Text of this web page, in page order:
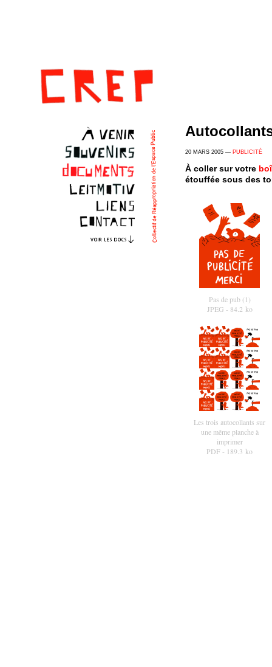
20 MARS 2005 — PUBLICITÉ
À coller sur votre
étouffée sous des
Pas de pub (1)
JPEG - 84.2 ko
Les trois autocollants sur
une même planche à
imprimer
PDF- 189.3 ko